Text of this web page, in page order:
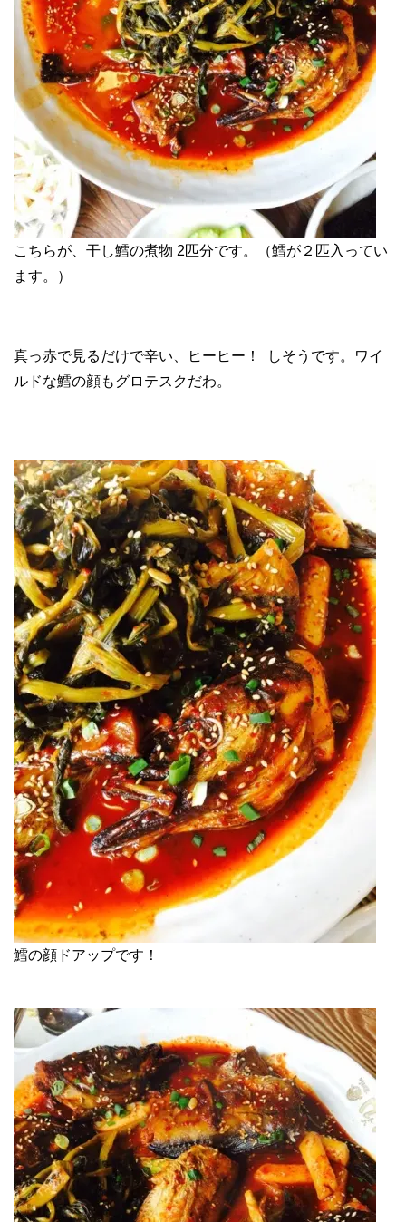
こちらが、干し鱈の煮物 2匹分です。（鱈が２匹入ってい
ます。）
真っ赤で見るだけで辛い、ヒーヒー！ しそうです。ワイ
ルドな鱈の顔もグロテスクだわ。
鱈の顔ドアップです！